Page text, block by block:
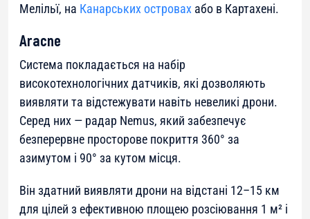
Мелільї, на Канарських островах або в Картахені.
Aracne
Система покладається на набір
високотехнологічних датчиків, які дозволяють
виявляти та відстежувати навіть невеликі дрони.
Серед них — радар Nemus, який забезпечує
безперервне просторове покриття 360° за
азимутом і 90° за кутом місця.
Він здатний виявляти дрони на відстані 12–15 км
для цілей з ефективною площею розсіювання 1 м² і